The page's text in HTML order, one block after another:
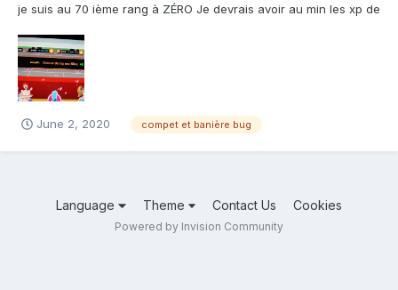
je suis au 70 ième rang à ZÉRO Je devrais avoir au min les xp de
La première fois j'étais autour de 80 La seconde , que je viens
tout juste de faire ,...
June 2, 2020 compet et banière bug
Language Theme Contact Us Cookies
Powered by Invision Community